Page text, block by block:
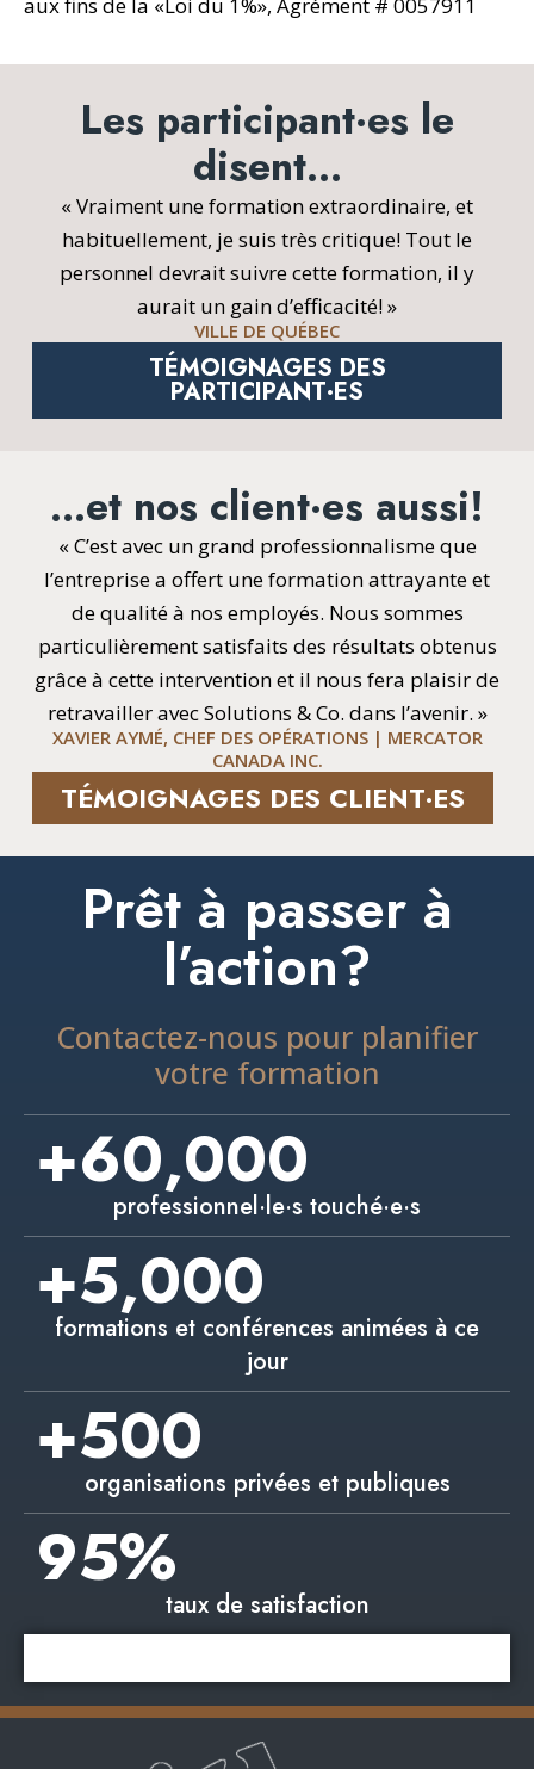
aux fins de la «Loi du 1%», Agrément # 0057911
Les participant·es le
disent…
« Vraiment une formation extraordinaire, et
habituellement, je suis très critique! Tout le
personnel devrait suivre cette formation, il y
aurait un gain d’efficacité! »
VILLE DE QUÉBEC
TÉMOIGNAGES DES
PARTICIPANT·ES
…et nos client·es aussi!
« C’est avec un grand professionnalisme que
l’entreprise a offert une formation attrayante et
de qualité à nos employés. Nous sommes
particulièrement satisfaits des résultats obtenus
grâce à cette intervention et il nous fera plaisir de
retravailler avec Solutions & Co. dans l’avenir. »
XAVIER AYMÉ, CHEF DES OPÉRATIONS | MERCATOR
CANADA INC.
TÉMOIGNAGES DES CLIENT·ES
Prêt à passer à
l’action?
Contactez-nous pour planifier
votre formation
+60,000
professionnel·le·s touché·e·s
+5,000
formations et conférences animées à ce
jour
+500
organisations privées et publiques
95%
taux de satisfaction